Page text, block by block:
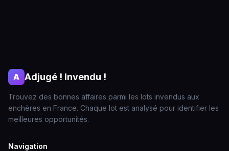
A Adjugé ! Invendu !
Trouvez des bonnes affaires parmi les lots invendus aux
enchères en France. Chaque lot est analysé pour identifier les
meilleures opportunités.
Navigation